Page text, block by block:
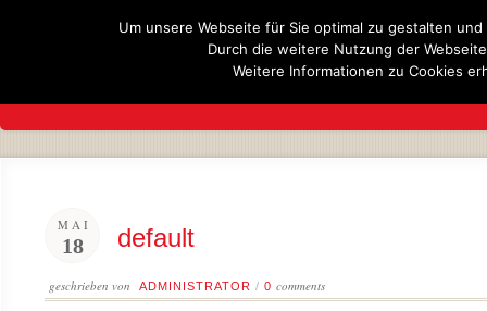
MAI
18 default
geschrieben von ADMINISTRATOR / 0 comments
Um unsere Webseite für Sie optimal zu gestalten
Durch die weitere Nutzung der
Weitere Informationen zu Cookies